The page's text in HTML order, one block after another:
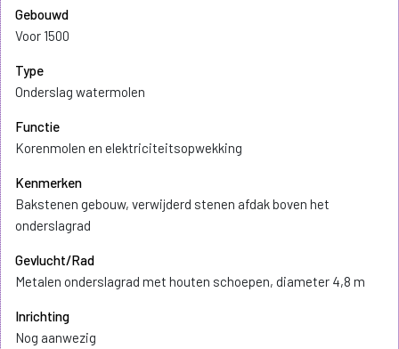
Gebouwd
Voor 1500
Type
Onderslag watermolen
Functie
Korenmolen en elektriciteitsopwekking
Kenmerken
Bakstenen gebouw, verwijderd stenen afdak boven het
onderslagrad
Gevlucht/Rad
Metalen onderslagrad met houten schoepen, diameter 4,8 m
Inrichting
Nog aanwezig